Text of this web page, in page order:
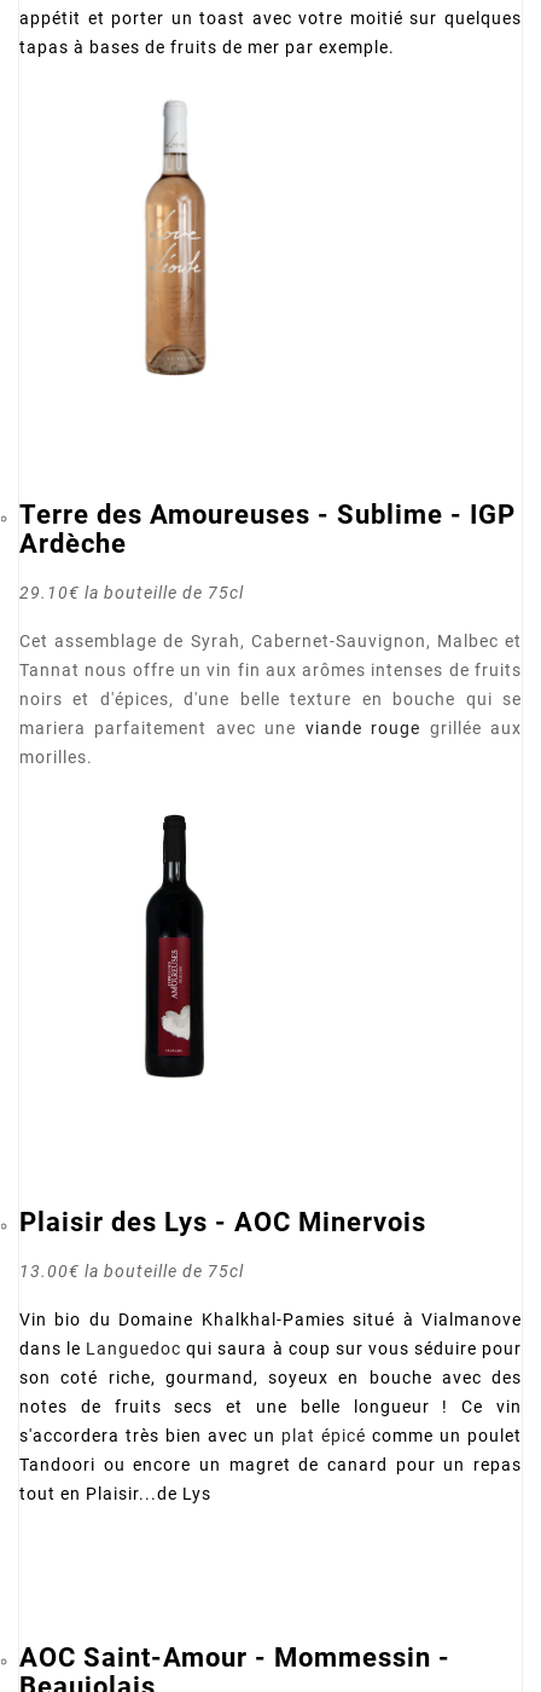
appétit et porter un toast avec votre moitié sur quelques
tapas à bases de fruits de mer par exemple.
Terre des Amoureuses - Sublime - IGP
Ardèche
29.10€ la bouteille de 75cl
Cet assemblage de Syrah, Cabernet-Sauvignon, Malbec et
Tannat nous offre un vin fin aux arômes intenses de fruits
noirs et d'épices, d'une belle texture en bouche qui se
mariera parfaitement avec une viande rouge grillée aux
morilles.
Plaisir des Lys - AOC Minervois
13.00€ la bouteille de 75cl
Vin bio du Domaine Khalkhal-Pamies situé à Vialmanove
dans le Languedoc qui saura à coup sur vous séduire pour
son coté riche, gourmand, soyeux en bouche avec des
notes de fruits secs et une belle longueur ! Ce vin
s'accordera très bien avec un plat épicé comme un poulet
Tandoori ou encore un magret de canard pour un repas
tout en Plaisir...de Lys
AOC Saint-Amour - Mommessin -